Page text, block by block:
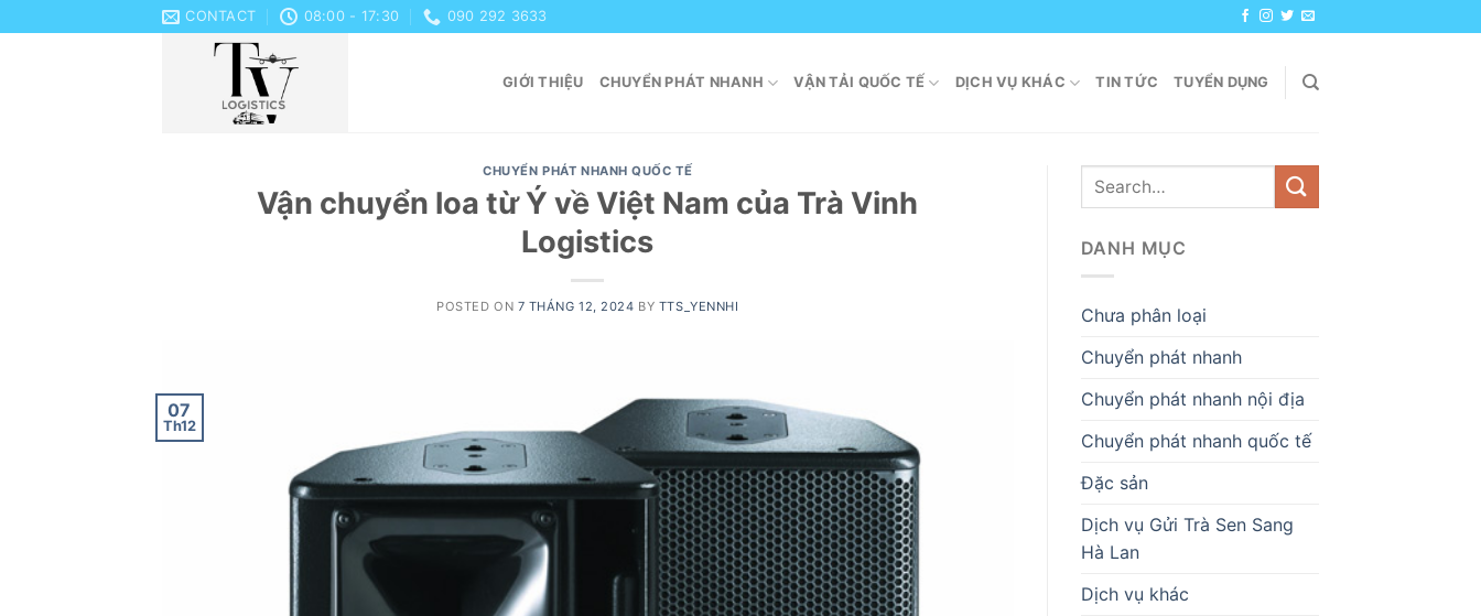
to
CONTACT 08:00 - 17:30 090 292 3633
GIỚI THIỆU CHUYỂN PHÁT NHANH VẬN TẢI QUỐC TẾ DỊCH VỤ KHÁC TIN TỨC TUYỂN DỤNG
CHUYỂN PHÁT NHANH QUỐC TẾ
Vận chuyển loa từ Ý về Việt Nam của Trà Vinh
Logistics
POSTED ON 7 THÁNG 12, 2024 BY TTS_YENNHI
07
Th12
DANH MỤC
Chưa phân loại
Chuyển phát nhanh
Chuyển phát nhanh nội địa
Chuyển phát nhanh quốc tế
Đặc sản
Dịch vụ Gửi Trà Sen Sang
Hà Lan
Dịch vụ khác